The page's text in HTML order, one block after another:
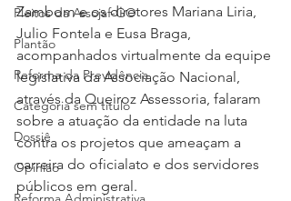
Pleitos da Assojaf-GO
Plantão
Reforma da Previdência
Categoria sem título
Dossiê
Opinião
Zambom e os diretores Mariana Liria,
Julio Fontela e Eusa Braga,
acompanhados virtualmente da equipe
legislativa da Associação Nacional,
através da Queiroz Assessoria, falaram
sobre a atuação da entidade na luta
contra os projetos que ameaçam a
carreira do oficialato e dos servidores
públicos em geral.